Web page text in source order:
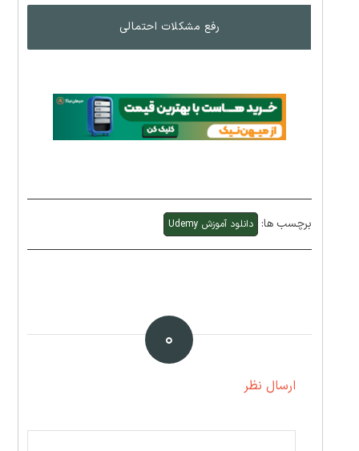
رفع مشکلات احتمالی
برچسب ها: دانلود آموزش Udemy
۰
ارسال نظر